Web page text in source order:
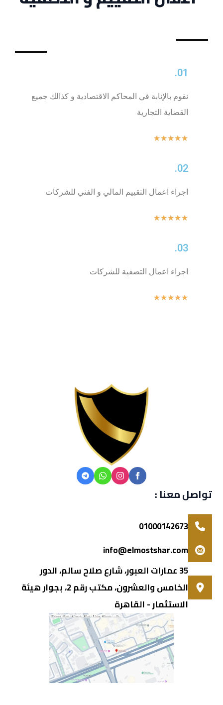
01.
نقوم بالإنابة في المحاكم الاقتصادية و كذالك جميع
القضاية التجارية
★
★
★
★
★
02.
اجراء اعمال التقييم المالي و الفني للشركات
★
★
★
★
★
03.
اجراء اعمال التصفية للشركات
★
★
★
★
★
تواصل معنا :
01000142673
info@elmostshar.com
35 عمارات العبور، شارع صلاح سالم، الدور
الخامس والعشرون، مكتب رقم 2، بجوار هيئة
الاستثمار - القاهرة